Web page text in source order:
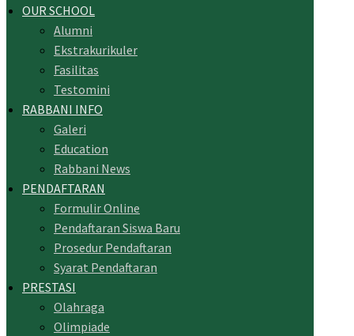
OUR SCHOOL
Alumni
Ekstrakurikuler
Fasilitas
Testomini
RABBANI INFO
Galeri
Education
Rabbani News
PENDAFTARAN
Formulir Online
Pendaftaran Siswa Baru
Prosedur Pendaftaran
Syarat Pendaftaran
PRESTASI
Olahraga
Olimpiade